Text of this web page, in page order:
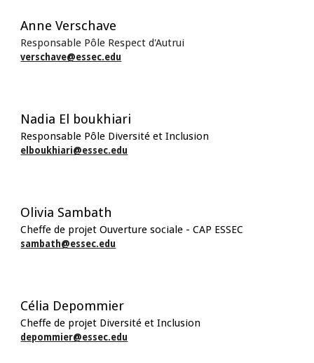
Anne Verschave
Responsable Pôle Respect d'Autrui
verschave@essec.edu
Nadia El boukhiari
Responsable Pôle Diversité et Inclusion
elboukhiari@essec.edu
Olivia Sambath
Cheffe de projet Ouverture sociale - CAP ESSEC
sambath@essec.edu
Célia Depommier
Cheffe de projet Diversité et Inclusion
depommier@essec.edu